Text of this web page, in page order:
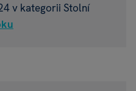
v kategorii Stolní